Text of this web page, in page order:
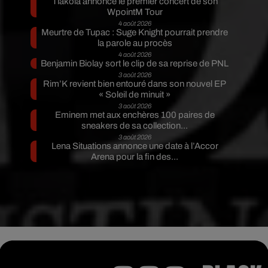
WpointM Tour
4 août 2026
Meurtre de Tupac : Suge Knight pourrait prendre
la parole au procès
4 août 2026
Benjamin Biolay sort le clip de sa reprise de PNL
3 août 2026
Rim’K revient bien entouré dans son nouvel EP
« Soleil de minuit »
3 août 2026
Eminem met aux enchères 100 paires de
sneakers de sa collection...
3 août 2026
Lena Situations annonce une date à l’Accor
Arena pour la fin des...